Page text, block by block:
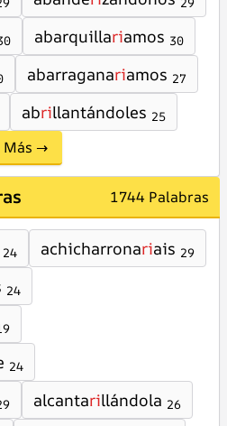
abarquillariamos 30
abarraganariamos 27
abrillantándoles 25
Más →
1744 Palabras
24 achicharronariais 29
24
24
alcantarillándola 26